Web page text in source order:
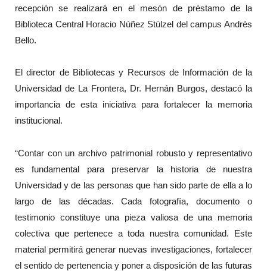
recepción se realizará en el mesón de préstamo de la
Biblioteca Central Horacio Núñez Stülzel del campus Andrés
Bello.
El director de Bibliotecas y Recursos de Información de la
Universidad de La Frontera, Dr. Hernán Burgos, destacó la
importancia de esta iniciativa para fortalecer la memoria
institucional.
“Contar con un archivo patrimonial robusto y representativo
es fundamental para preservar la historia de nuestra
Universidad y de las personas que han sido parte de ella a lo
largo de las décadas. Cada fotografía, documento o
testimonio constituye una pieza valiosa de una memoria
colectiva que pertenece a toda nuestra comunidad. Este
material permitirá generar nuevas investigaciones, fortalecer
el sentido de pertenencia y poner a disposición de las futuras